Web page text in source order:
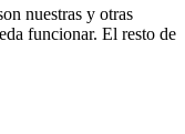
nuestras y otras
funcionar. El resto de